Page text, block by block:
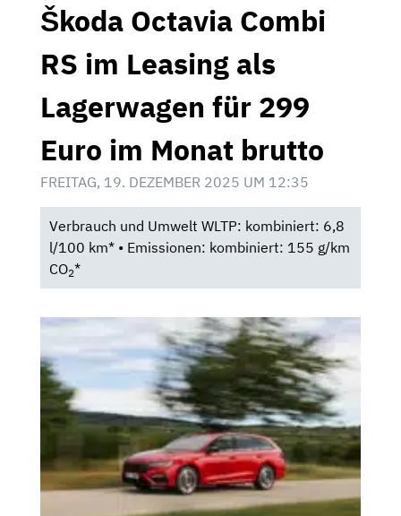
Škoda Octavia Combi
RS im Leasing als
Lagerwagen für 299
Euro im Monat brutto
FREITAG, 19. DEZEMBER 2025 UM 12:35
Verbrauch und Umwelt WLTP: kombiniert: 6,8
l/100 km* • Emissionen: kombiniert: 155 g/km
CO2*